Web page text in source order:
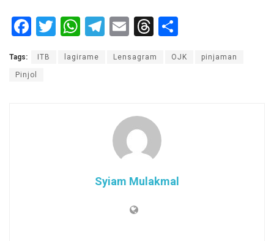
F
ce
T
tt
W
at
T
e
m
E
ail
T
e
s
ar
Tags: ITB lagirame Lensagram OJK pinjaman
Pinjol
Syiam Mulakmal